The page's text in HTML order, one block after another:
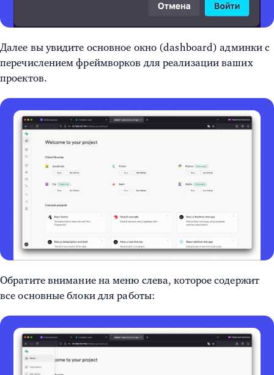
Далее вы увидите основное окно (dashboard) админки с
перечислением фреймворков для реализации ваших
проектов.
Обратите внимание на меню слева, которое содержит
все основные блоки для работы: